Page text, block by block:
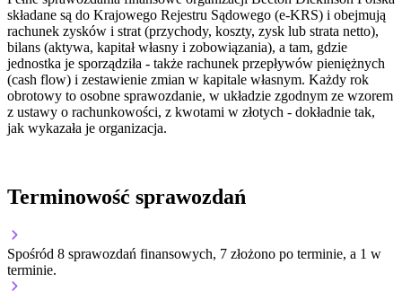
składane są do Krajowego Rejestru Sądowego (e-KRS) i obejmują
rachunek zysków i strat (przychody, koszty, zysk lub strata netto),
bilans (aktywa, kapitał własny i zobowiązania), a tam, gdzie
jednostka je sporządziła - także rachunek przepływów pieniężnych
(cash flow) i zestawienie zmian w kapitale własnym. Każdy rok
obrotowy to osobne sprawozdanie, w układzie zgodnym ze wzorem
z ustawy o rachunkowości, z kwotami w złotych - dokładnie tak,
jak wykazała je organizacja.
Terminowość sprawozdań
Spośród 8 sprawozdań finansowych, 7 złożono po terminie, a 1 w
terminie.